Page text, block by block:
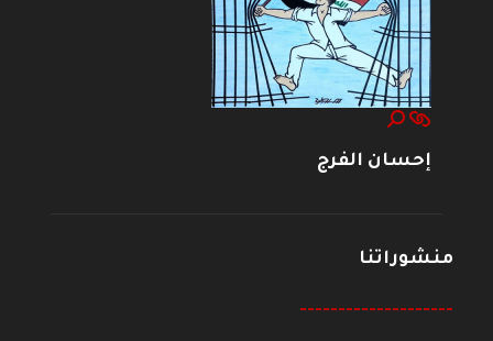
إحسان الفرج
منشوراتنا
--------------------